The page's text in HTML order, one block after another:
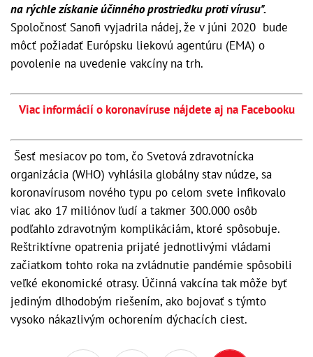
na rýchle získanie účinného prostriedku proti vírusu".
Spoločnosť Sanofi vyjadrila nádej, že v júni 2020 bude
môcť požiadať Európsku liekovú agentúru (EMA) o
povolenie na uvedenie vakcíny na trh.
Viac informácií o koronavíruse nájdete aj na Facebooku
Šesť mesiacov po tom, čo Svetová zdravotnícka
organizácia (WHO) vyhlásila globálny stav núdze, sa
koronavírusom nového typu po celom svete infikovalo
viac ako 17 miliónov ľudí a takmer 300.000 osôb
podľahlo zdravotným komplikáciám, ktoré spôsobuje.
Reštriktívne opatrenia prijaté jednotlivými vládami
začiatkom tohto roka na zvládnutie pandémie spôsobili
veľké ekonomické otrasy. Účinná vakcína tak môže byť
jediným dlhodobým riešením, ako bojovať s týmto
vysoko nákazlivým ochorením dýchacích ciest.